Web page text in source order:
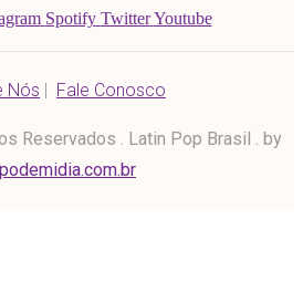
Spotify Twitter Youtube
Nós | Fale Conosco
Reservados . Latin Pop Brasil . by